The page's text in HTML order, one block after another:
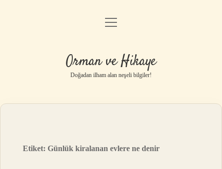
Anasayfa
Yasal Uyarı
menüyü
Orman ve Hikaye
Doğadan ilham alan neşeli bilgiler!
Etiket:Günlük kiralanan evlere ne denir